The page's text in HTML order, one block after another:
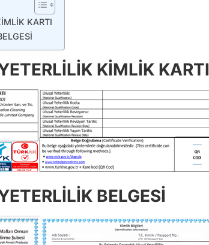
KARTI
KİMLİK KARTI
BELGESİ